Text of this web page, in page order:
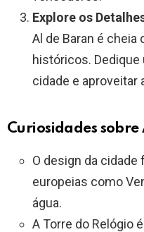
Explore os
Al de Baran é cheia
históricos. Dedique
cidade e aproveitar
Curiosidades sobre
O design da
europeias como
água.
A Torre do Relógio